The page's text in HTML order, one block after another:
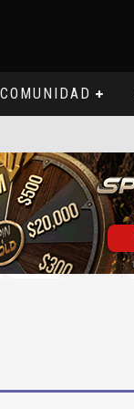
COMUNIDAD